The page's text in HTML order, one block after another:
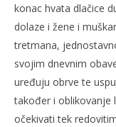
konac hvata dlačice
dolaze i žene i
tretmana,
svojim dnevnim
uređuju obrve te
također i oblikovanje
očekivati tek